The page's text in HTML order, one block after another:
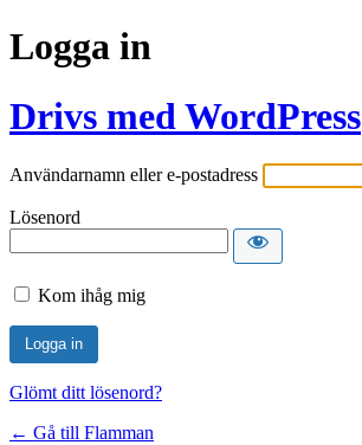
Logga in
Drivs med WordPress
Användarnamn eller e-postadress
Lösenord
Kom ihåg mig
Glömt ditt lösenord?
← Gå till Flamman